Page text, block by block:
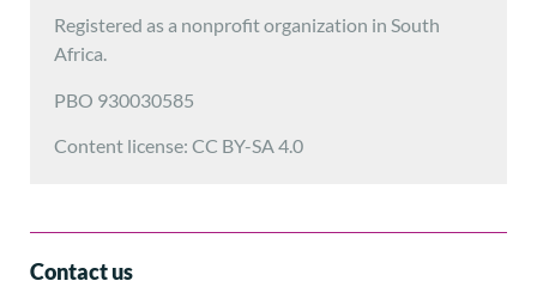
Registered as a nonprofit organization in South
Africa.
PBO 930030585
Content license: CC BY-SA 4.0
Contact us